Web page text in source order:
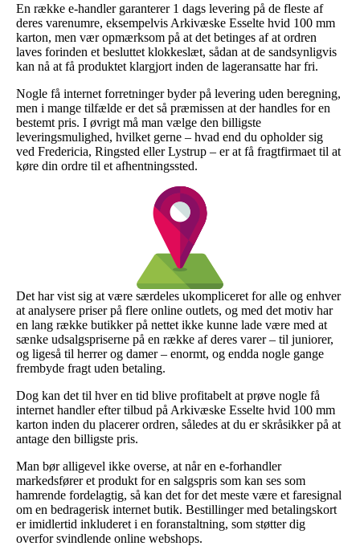
En række e-handler garanterer 1 dags levering på de fleste af
deres varenumre, eksempelvis Arkivæske Esselte hvid 100 mm
karton, men vær opmærksom på at det betinges af at ordren
laves forinden et besluttet klokkeslæt, sådan at de sandsynligvis
kan nå at få produktet klargjort inden de lageransatte har fri.
Nogle få internet forretninger byder på levering uden beregning,
men i mange tilfælde er det så præmissen at der handles for en
bestemt pris. I øvrigt må man vælge den billigste
leveringsmulighed, hvilket gerne – hvad end du opholder sig
ved Fredericia, Ringsted eller Lystrup – er at få fragtfirmaet til at
køre din ordre til et afhentningssted.
Det har vist sig at være særdeles ukompliceret for alle og enhver
at analysere priser på flere online outlets, og med det motiv har
en lang række butikker på nettet ikke kunne lade være med at
sænke udsalgspriserne på en række af deres varer – til juniorer,
og ligeså til herrer og damer – enormt, og endda nogle gange
frembyde fragt uden betaling.
Dog kan det til hver en tid blive profitabelt at prøve nogle få
internet handler efter tilbud på Arkivæske Esselte hvid 100 mm
karton inden du placerer ordren, således at du er skråsikker på at
antage den billigste pris.
Man bør alligevel ikke overse, at når en e-forhandler
markedsfører et produkt for en salgspris som kan ses som
hamrende fordelagtig, så kan det for det meste være et faresignal
om en bedragerisk internet butik. Bestillinger med betalingskort
er imidlertid inkluderet i en foranstaltning, som støtter dig
overfor svindlende online webshops.